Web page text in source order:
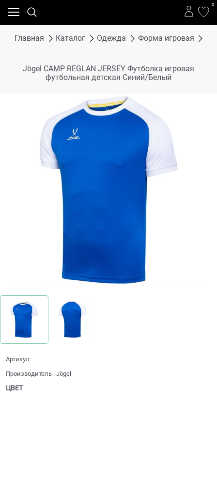
0
Главная Каталог Одежда Форма игровая
Jögel CAMP REGLAN JERSEY Футболка игровая
футбольная детская Синий/Белый
Артикул:
Производитель : Jögel
ЦВЕТ